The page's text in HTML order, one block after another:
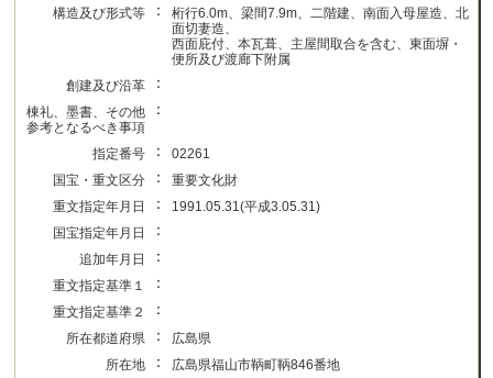
構造及び形式等
：
桁行6.0m、梁間7.9m、二階建、南面入母屋造、北
面切妻造、
西面庇付、本瓦葺、主屋間取合を含む、東面塀・
便所及び渡廊下附属
創建及び沿革
：
棟礼、墨書、その他
参考となるべき事項
：
指定番号 ：
02261
国宝・重文区分
：
重要文化財
重文指定年月日
：
1991.05.31(平成3.05.31)
国宝指定年月日
：
追加年月日 ：
重文指定基準１ ：
重文指定基準２ ：
所在都道府県 ：
広島県
所在地
：
広島県福山市鞆町鞆846番地